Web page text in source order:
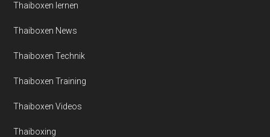
Thaiboxen lernen
Thaiboxen News
Thaiboxen Technik
Thaiboxen Training
Thaiboxen Videos
Thaiboxing